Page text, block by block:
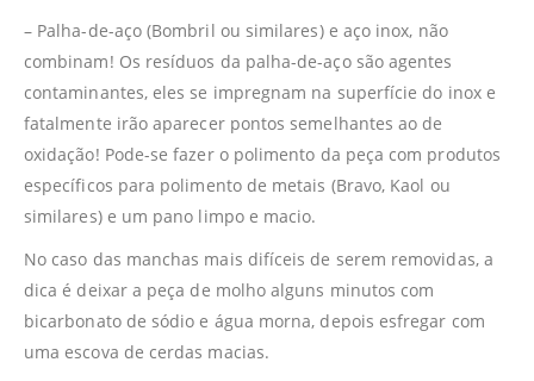
– Palha-de-aço (Bombril ou similares) e aço inox, não
combinam! Os resíduos da palha-de-aço são agentes
contaminantes, eles se impregnam na superfície do inox e
fatalmente irão aparecer pontos semelhantes ao de
oxidação! Pode-se fazer o polimento da peça com produtos
específicos para polimento de metais (Bravo, Kaol ou
similares) e um pano limpo e macio.
No caso das manchas mais difíceis de serem removidas, a
dica é deixar a peça de molho alguns minutos com
bicarbonato de sódio e água morna, depois esfregar com
uma escova de cerdas macias.